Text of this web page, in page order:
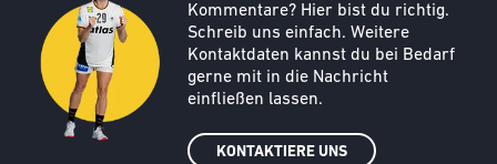
Kommentare? Hier bist du richtig.
Schreib uns einfach. Weitere
Kontaktdaten kannst du bei Bedarf
gerne mit in die Nachricht
einfließen lassen.
KONTAKTIERE UNS